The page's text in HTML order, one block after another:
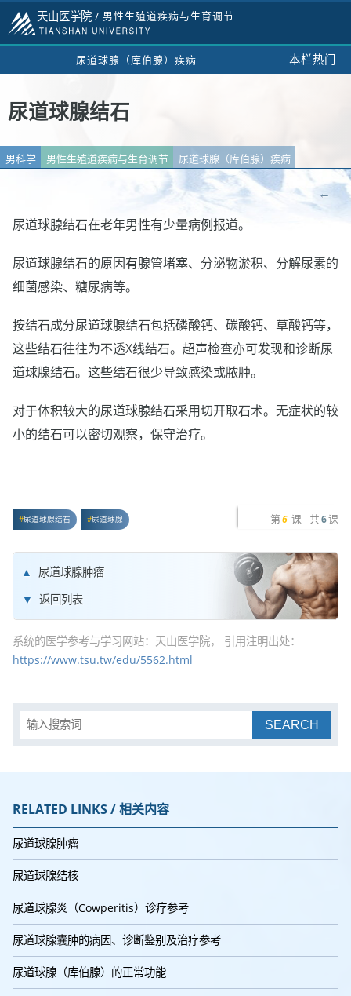
天山医学院 / 男性生殖道疾病与生育调节
尿道球腺（库伯腺）疾病 本栏热门
尿道球腺结石
男科学 男性生殖道疾病与生育调节 尿道球腺（库伯腺）疾病
←
尿道球腺结石在老年男性有少量病例报道。
尿道球腺结石的原因有腺管堵塞、分泌物淤积、分解尿素的
细菌感染、糖尿病等。
按结石成分尿道球腺结石包括磷酸钙、碳酸钙、草酸钙等，
这些结石往往为不透X线结石。超声检查亦可发现和诊断尿
道球腺结石。这些结石很少导致感染或脓肿。
对于体积较大的尿道球腺结石采用切开取石术。无症状的较
小的结石可以密切观察，保守治疗。
尿道球腺结石 尿道球腺 第 6 课 - 共6课
尿道球腺肿瘤
返回列表
系统的医学参考与学习网站：天山医学院， 引用注明出处：
https://www.tsu.tw/edu/5562.html
SEARCH
RELATED LINKS / 相关内容
尿道球腺肿瘤
尿道球腺结核
尿道球腺炎（Cowperitis）诊疗参考
尿道球腺囊肿的病因、诊断鉴别及治疗参考
尿道球腺（库伯腺）的正常功能